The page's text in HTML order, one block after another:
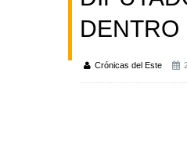
DENTRO
Crónicas del Este